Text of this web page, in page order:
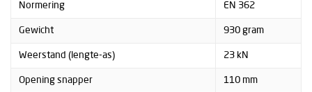
Normering EN 362
Gewicht 930 gram
Weerstand (lengte-as) 23 kN
Opening snapper 110 mm